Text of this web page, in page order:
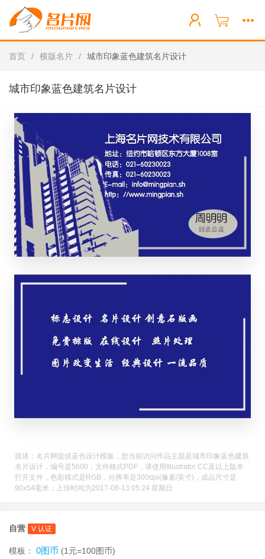
首页 / 横版名片 / 城市印象蓝色建筑名片设计
城市印象蓝色建筑名片设计
描述：名片网提供蓝色设计模板，您当前访问作品主题是城市印象蓝色建筑
名片设计，编号是5600，文件格式PDF，请使用Illustrator CC及以上版本
打开文件，色彩模式是RGB，分辨率是300dpi(像素/英寸)，成品尺寸是
90x54毫米；上传时间为2017-08-13 05:24 星期日
自营 V 认证
模板： 0图币 (1元=100图币)